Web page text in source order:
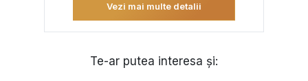
Vezi mai multe detalii
Te-ar putea interesa și: